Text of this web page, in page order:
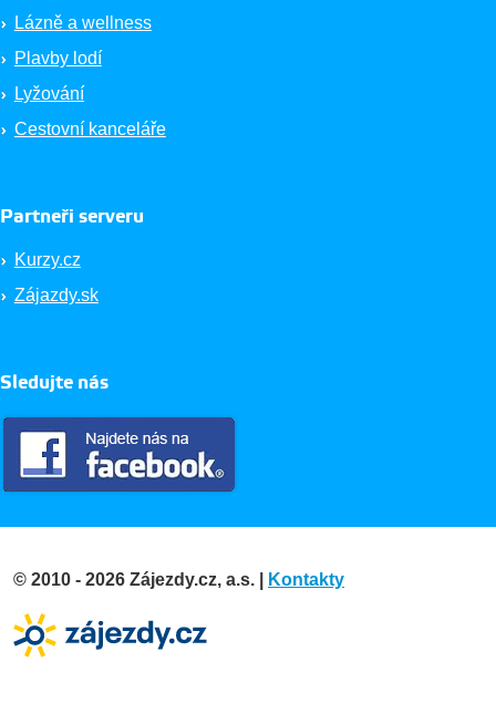
Lázně a wellness
Plavby lodí
Lyžování
Cestovní kanceláře
Partneři serveru
Kurzy.cz
Zájazdy.sk
Sledujte nás
© 2010 - 2026 Zájezdy.cz, a.s. | Kontakty